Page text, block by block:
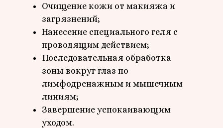
Очищение кожи от макияжа и
загрязнений;
Нанесение специального геля с
проводящим действием;
Последовательная обработка
зоны вокруг глаз по
лимфодренажным и мышечным
линиям;
Завершение успокаивающим
уходом.